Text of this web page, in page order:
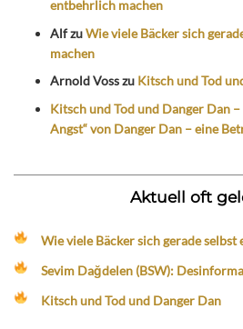
entbehrlich machen
AlfzuWie viele Bäcker sich
machen
Arnold Vosszu Kitsch und Tod
Kitsch und Tod und Danger Dan
Angst“ von Danger Dan – eine
Aktuell oft
Wie viele Bäcker sich gerade
Sevim Dağdelen (BSW):
Kitsch und Tod und Danger Dan